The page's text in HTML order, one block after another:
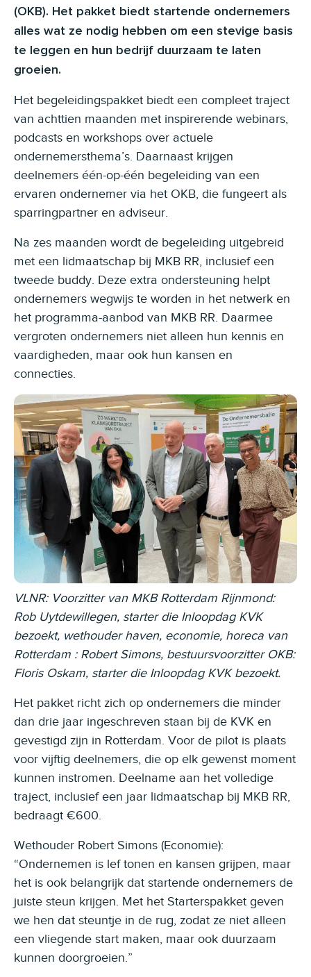
(OKB). Het pakket biedt startende ondernemers
alles wat ze nodig hebben om een stevige basis
te leggen en hun bedrijf duurzaam te laten
groeien.
Het begeleidingspakket biedt een compleet traject
van achttien maanden met inspirerende webinars,
podcasts en workshops over actuele
ondernemersthema’s. Daarnaast krijgen
deelnemers één-op-één begeleiding van een
ervaren ondernemer via het OKB, die fungeert als
sparringpartner en adviseur.
Na zes maanden wordt de begeleiding uitgebreid
met een lidmaatschap bij MKB RR, inclusief een
tweede buddy. Deze extra ondersteuning helpt
ondernemers wegwijs te worden in het netwerk en
het programma-aanbod van MKB RR. Daarmee
vergroten ondernemers niet alleen hun kennis en
vaardigheden, maar ook hun kansen en
connecties.
VLNR: Voorzitter van MKB Rotterdam Rijnmond:
Rob Uytdewillegen, starter die Inloopdag KVK
bezoekt, wethouder haven, economie, horeca van
Rotterdam : Robert Simons, bestuursvoorzitter OKB:
Floris Oskam, starter die Inloopdag KVK bezoekt.
Het pakket richt zich op ondernemers die minder
dan drie jaar ingeschreven staan bij de KVK en
gevestigd zijn in Rotterdam. Voor de pilot is plaats
voor vijftig deelnemers, die op elk gewenst moment
kunnen instromen. Deelname aan het volledige
traject, inclusief een jaar lidmaatschap bij MKB RR,
bedraagt €600.
Wethouder Robert Simons (Economie):
“Ondernemen is lef tonen en kansen grijpen, maar
het is ook belangrijk dat startende ondernemers de
juiste steun krijgen. Met het Starterspakket geven
we hen dat steuntje in de rug, zodat ze niet alleen
een vliegende start maken, maar ook duurzaam
kunnen doorgroeien.”